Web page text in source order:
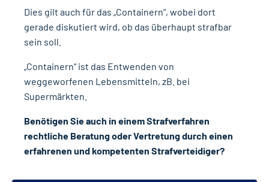
Dies gilt auch für das „Containern“, wobei dort
gerade diskutiert wird, ob das überhaupt strafbar
sein soll.
„Containern“ ist das Entwenden von
weggeworfenen Lebensmitteln, zB. bei
Supermärkten.
Benötigen Sie auch in einem Strafverfahren
rechtliche Beratung oder Vertretung durch einen
erfahrenen und kompetenten Strafverteidiger?